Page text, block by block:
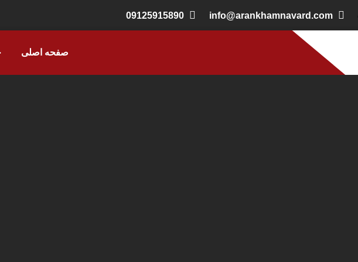
info@arankhamnavard.com
09125915890
صفحه اصلی